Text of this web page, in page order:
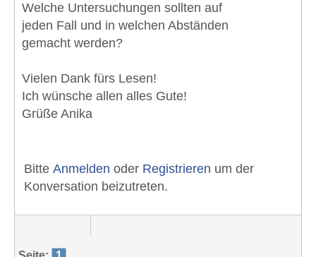
Welche Untersuchungen sollten auf
jeden Fall und in welchen Abständen
gemacht werden?
Vielen Dank fürs Lesen!
Ich wünsche allen alles Gute!
Grüße Anika
Bitte Anmelden oder Registrieren um der
Konversation beizutreten.